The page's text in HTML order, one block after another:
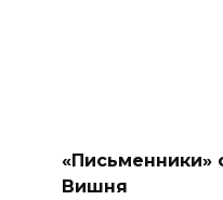
«Письменники»
Вишня